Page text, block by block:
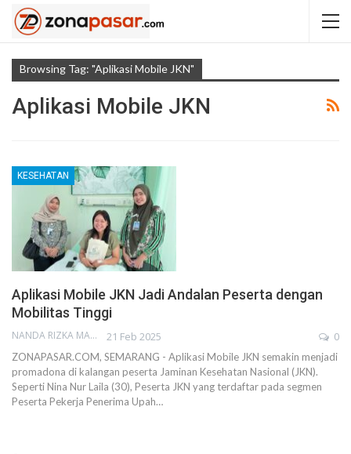
Browsing Tag: "Aplikasi Mobile JKN"
Aplikasi Mobile JKN
KESEHATAN
Aplikasi Mobile JKN Jadi Andalan Peserta dengan
Mobilitas Tinggi
NANDA RIZKA MAHENDRA 21 Feb 2025 0
ZONAPASAR.COM, SEMARANG - Aplikasi Mobile JKN semakin menjadi
promadona di kalangan peserta Jaminan Kesehatan Nasional (JKN).
Seperti Nina Nur Laila (30), Peserta JKN yang terdaftar pada segmen
Peserta Pekerja Penerima Upah…